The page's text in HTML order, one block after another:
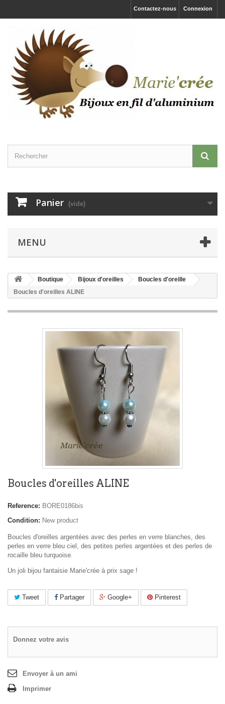
Connexion
Contactez-nous
Panier (vide)
MENU
Boutique Bijoux d'oreilles
Boucles d'oreille
Boucles d'oreilles ALINE
Boucles d'oreilles ALINE
Reference: BORE0186bis
Condition: New product
Boucles d'oreilles argentées avec des perles en verre blanches, des
perles en verre bleu ciel, des petites perles argentées et des perles de
rocaille bleu turquoise.
Un joli bijou fantaisie Marie'crée à prix sage !
Tweet Partager Google+ Pinterest
Donnez votre avis
Envoyer à un ami
Imprimer